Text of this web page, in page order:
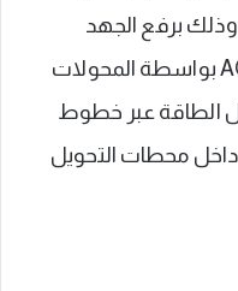
برفع الجهد
الكهربائي في المحطة الرئيسية AC بواسطة المحولات
الطاقة عبر خطوط
داخل محطات التحويل